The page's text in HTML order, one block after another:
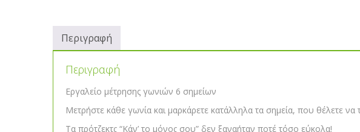
Περιγραφή
Περιγραφή
Εργαλείο μέτρησης γωνιών 6 σημείων
Μετρήστε κάθε γωνία και μαρκάρετε κατάλληλα τα σημεία, που θέλετε
Τα πρότζεκτς “Κάν’ το μόνος σου” δεν ξαναήταν ποτέ τόσο εύκολα!